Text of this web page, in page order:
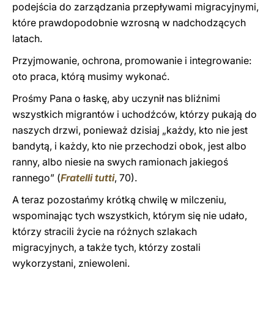
podejścia do zarządzania przepływami migracyjnymi,
które prawdopodobnie wzrosną w nadchodzących
latach.
Przyjmowanie, ochrona, promowanie i integrowanie:
oto praca, którą musimy wykonać.
Prośmy Pana o łaskę, aby uczynił nas bliźnimi
wszystkich migrantów i uchodźców, którzy pukają do
naszych drzwi, ponieważ dzisiaj „każdy, kto nie jest
bandytą, i każdy, kto nie przechodzi obok, jest albo
ranny, albo niesie na swych ramionach jakiegoś
rannego” (Fratelli tutti, 70).
A teraz pozostańmy krótką chwilę w milczeniu,
wspominając tych wszystkich, którym się nie udało,
którzy stracili życie na różnych szlakach
migracyjnych, a także tych, którzy zostali
wykorzystani, zniewoleni.